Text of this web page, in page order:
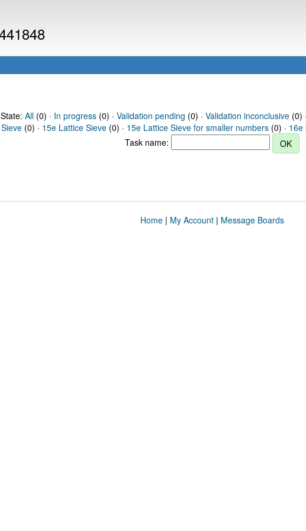
State: All(0) · In progress(0) · Validation pending (0) · Validation inconclusive(0) ·
(0) · 15e Lattice Sieve (0) · 15e Lattice Sieve for smaller numbers (0) · 16e
Task name:
Home| My Account| Message Boards